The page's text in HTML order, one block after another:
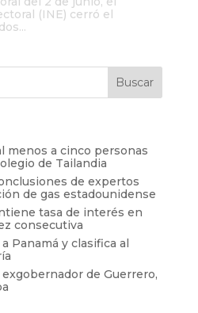
(INE) cerró el
menos a cinco personas
de Tailandia
de expertos
de gas estadounidense
tasa de interés en
consecutiva
Panamá y clasifica al
exgobernador de Guerrero,